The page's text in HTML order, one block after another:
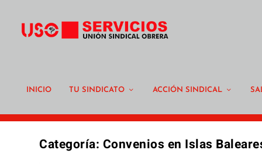
INICIO TU SINDICATO ACCIÓN SINDICAL
Categoría: Convenios en Islas